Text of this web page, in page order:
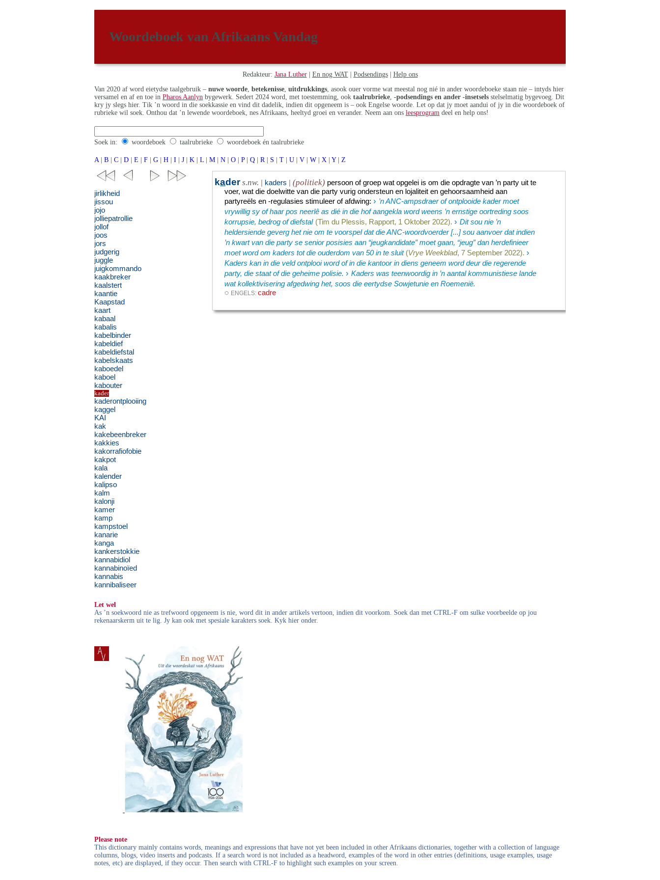
Woordeboek van Afrikaans Vandag
Redakteur: Jana Luther| En nog WAT| Podsendings| Help ons
Van 2020 af word eietydse taalgebruik – nuwe woorde betekenisse uitdrukkings , asook ouer vorme wat meestal nog nié in ander woordeboeke staan nie – intyds hier
versamel en af en toe in Pharos Aanlyn bygewerk. Sedert 2024 word, met toestemming, ook taalrubrieke -podsendings en ander -insetsels stelselmatig bygevoeg. Dit
kry jy slegs hier. Tik ’n woord in die soekkassie en vind dit dadelik, indien dit opgeneem is – ook Engelse woorde. Let op dat jy moet aandui of jy in die woordeboek of
rubrieke wil soek. Onthou dat ’n lewende woordeboek, nes Afrikaans, heeltyd groei en verander. Neem aan ons leesprogram deel en help ons!
Soek in: woordeboek taalrubrieke woordeboek én taalrubrieke
A | B | C | D | E | F | G | H | I | J | K | L | M | N | O | P | Q | R | S | T | U | V | W | X | Y | Z
kader s.nw. | kaders | (politiek) persoon of groep wat opgelei is om die opdragte van ’n party uit te
voer, wat die doelwitte van die party vurig ondersteun en lojaliteit en gehoorsaamheid aan
partyreëls en -regulasies stimuleer of afdwing:› ’n ANC-ampsdraer of ontplooide kader moet
vrywillig sy of haar pos neerlê as dié in die hof aangekla word weens ’n ernstige oortreding soos
korrupsie, bedrog of diefstal (Tim du Plessis, Rapport, 1 Oktober 2022). › Dit sou nie ’n
heldersiende geverg het nie om te voorspel dat die ANC-woordvoerder [...] sou aanvoer dat indien
’n kwart van die party se senior posisies aan “jeugkandidate” moet gaan, “jeug” dan herdefinieer
moet word om kaders tot die ouderdom van 50 in te sluit (Vrye Weekblad, 7 September 2022). ›
Kaders kan in die veld ontplooi word of in die kantoor in diens geneem word deur die regerende
party, die staat of die geheime polisie. › Kaders was teenwoordig in ’n aantal kommunistiese lande
wat kollektivisering afgedwing het, soos die eertydse Sowjetunie en Roemenië.
◌ ENGELS:cadre
jirlikheid
jissou
jojo
jolliepatrollie
jollof
joos
jors
judgerig
juggle
juigkommando
kaakbreker
kaalstert
kaantie
Kaapstad
kaart
kabaal
kabalis
kabelbinder
kabeldief
kabeldiefstal
kabelskaats
kaboedel
kaboel
kabouter
kader
kaderontplooiing
kaggel
KAI
kak
kakebeenbreker
kakkies
kakorrafiofobie
kakpot
kala
kalender
kalipso
kalm
kalonji
kamer
kamp
kampstoel
kanarie
kanga
kankerstokkie
kannabidiol
kannabinoïed
kannabis
kannibaliseer
Let wel
As ’n soekwoord nie as trefwoord opgeneem is nie, word dit in ander artikels vertoon, indien dit voorkom. Soek dan met CTRL-F om sulke voorbeelde op jou
rekenaarskerm uit te lig. Jy kan ook met spesiale karakters soek. Kyk hier onder.
Please note
This dictionary mainly contains words, meanings and expressions that have not yet been included in other Afrikaans dictionaries, together with a collection of language
columns, blogs, video inserts and podcasts. If a search word is not included as a headword, examples of the word in other entries (definitions, usage examples, usage
notes, etc) are displayed, if they occur. Then search with CTRL-F to highlight such examples on your screen.